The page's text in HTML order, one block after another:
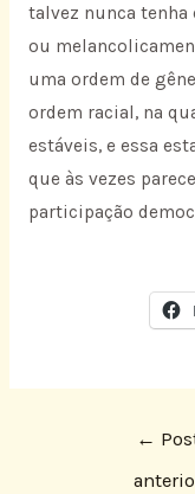
talvez nunca
ou
uma ordem de
ordem racial, na
estáveis, e essa
que às vezes
participação
←